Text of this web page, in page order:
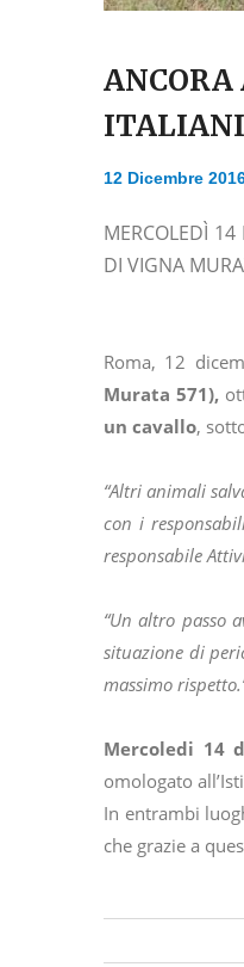
ITALIANI
12 Dicembre
MERCOLEDÌ 14
DI VIGNA
Roma, 12
Murata 571),
un cavallo,
“Altri animali
con i
responsabile
“Un altro passo
situazione di
massimo
Mercoledi 14
omologato
In entrambi
che grazie a